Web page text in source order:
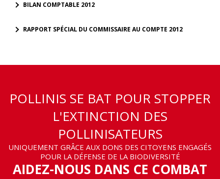
BILAN COMPTABLE 2012
RAPPORT SPÉCIAL DU COMMISSAIRE AU COMPTE 2012
POLLINIS SE BAT POUR STOPPER
L'EXTINCTION DES
POLLINISATEURS
UNIQUEMENT GRÂCE AUX DONS DES CITOYENS ENGAGÉS
POUR LA DÉFENSE DE LA BIODIVERSITÉ
AIDEZ-NOUS DANS CE COMBAT